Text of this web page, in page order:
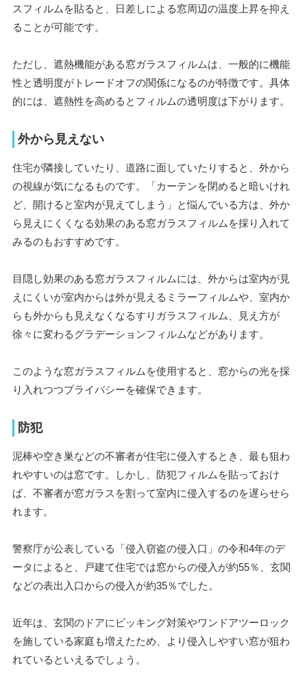
スフィルムを貼ると、日差しによる窓周辺の温度上昇を抑え
ることが可能です。
ただし、遮熱機能がある窓ガラスフィルムは、一般的に機能
性と透明度がトレードオフの関係になるのが特徴です。具体
的には、遮熱性を高めるとフィルムの透明度は下がります。
外から見えない
住宅が隣接していたり、道路に面していたりすると、外から
の視線が気になるものです。「カーテンを閉めると暗いけれ
ど、開けると室内が見えてしまう」と悩んでいる方は、外か
ら見えにくくなる効果のある窓ガラスフィルムを採り入れて
みるのもおすすめです。
目隠し効果のある窓ガラスフィルムには、外からは室内が見
えにくいが室内からは外が見えるミラーフィルムや、室内か
らも外からも見えなくなるすりガラスフィルム、見え方が
徐々に変わるグラデーションフィルムなどがあります。
このような窓ガラスフィルムを使用すると、窓からの光を採
り入れつつプライバシーを確保できます。
防犯
泥棒や空き巣などの不審者が住宅に侵入するとき、最も狙わ
れやすいのは窓です。しかし、防犯フィルムを貼っておけ
ば、不審者が窓ガラスを割って室内に侵入するのを遅らせら
れます。
警察庁が公表している「侵入窃盗の侵入口」の令和4年のデ
ータによると、戸建て住宅では窓からの侵入が約55％、玄関
などの表出入口からの侵入が約35％でした。
近年は、玄関のドアにピッキング対策やワンドアツーロック
を施している家庭も増えたため、より侵入しやすい窓が狙わ
れているといえるでしょう。